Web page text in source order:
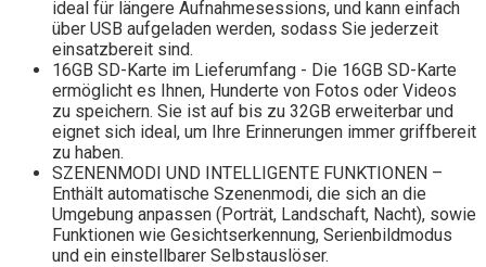
ideal für längere Aufnahmesessions, und kann einfach
über USB aufgeladen werden, sodass Sie jederzeit
einsatzbereit sind.
16GB SD-Karte im Lieferumfang - Die 16GB SD-Karte
ermöglicht es Ihnen, Hunderte von Fotos oder Videos
zu speichern. Sie ist auf bis zu 32GB erweiterbar und
eignet sich ideal, um Ihre Erinnerungen immer griffbereit
zu haben.
SZENENMODI UND INTELLIGENTE FUNKTIONEN –
Enthält automatische Szenenmodi, die sich an die
Umgebung anpassen (Porträt, Landschaft, Nacht), sowie
Funktionen wie Gesichtserkennung, Serienbildmodus
und ein einstellbarer Selbstauslöser.